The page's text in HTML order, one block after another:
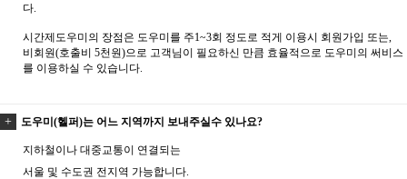
다.
시간제도우미의 장점은 도우미를 주1~3회 정도로 적게 이용시 회원가입 또는,
비회원(호출비 5천원)으로 고객님이 필요하신 만큼 효율적으로 도우미의 써비스
를 이용하실 수 있습니다.
도우미(헬퍼)는 어느 지역까지 보내주실수 있나요?
지하철이나 대중교통이 연결되는
서울 및 수도권 전지역 가능합니다.